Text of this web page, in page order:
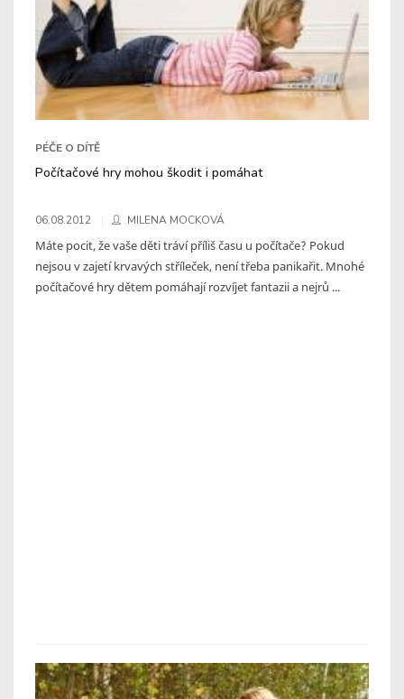
PÉČE O DÍTĚ
Počítačové hry mohou škodit i pomáhat
06.08.2012 MILENA MOCKOVÁ
Máte pocit, že vaše děti tráví příliš času u počítače? Pokud
nejsou v zajetí krvavých stříleček, není třeba panikařit. Mnohé
počítačové hry dětem pomáhají rozvíjet fantazii a nejrů ...